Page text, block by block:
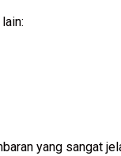
yang sangat